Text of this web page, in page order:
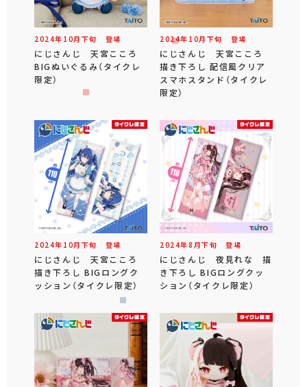
2024年 10月 下旬 登場
にじさんじ 天宮こころ
BIGぬいぐるみ（タイクレ
限定）
2024年 10月 下旬 登場
にじさんじ 天宮こころ
描き下ろし 配信風クリア
スマホスタンド（タイクレ
限定）
2024年 10月 下旬 登場
にじさんじ 天宮こころ
描き下ろし BIGロングク
ッション（タイクレ限定）
2024年8 月下旬 登場
にじさんじ 夜見れな 描
き下ろし BIGロングクッ
ション（タイクレ限定）